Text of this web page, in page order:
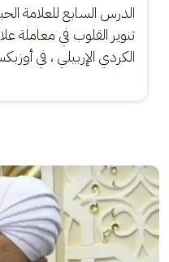
الدرس السابع للعلامة
تنوير القلوب في معاملة
الكردي الإربيلي ، في
الصورة